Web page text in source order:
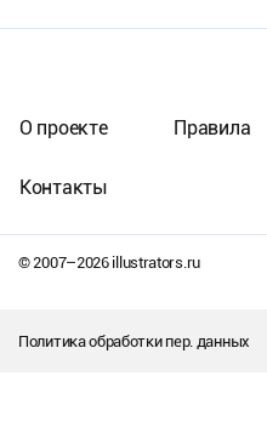
© 2007–2026illustrators.ru
О проекте Правила
Контакты
Политика обработки пер. данных